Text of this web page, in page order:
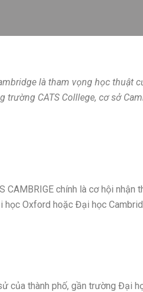
là tham vọng học thuật
CATS Colllege, cơ sở
chính là cơ hội nhận
học Oxford hoặc Đại học
của thành phố, gần trường Đại